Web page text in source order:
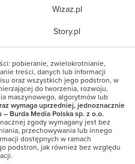
Wizaz.pl
Story.pl
pobieranie, zwielokrotnianie,
treści, danych lub informacji
oraz wszystkich jego podstron, w
do tworzenia, rozwoju,
maszynowego, algorytmów lub
wymaga uprzedniej, jednoznacznie
Burda Media Polska sp. z o.o.
zgody wymagany jest bez
przechowywania lub innego
dostępnych w ramach
podstron, jak również bez względu